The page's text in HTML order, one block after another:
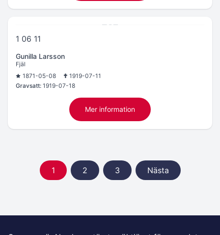
1 06 11
Gunilla Larsson
Fjäl
1871-05-08
1919-07-11
Gravsatt: 1919-07-18
Mer information
1 2 3 Nästa